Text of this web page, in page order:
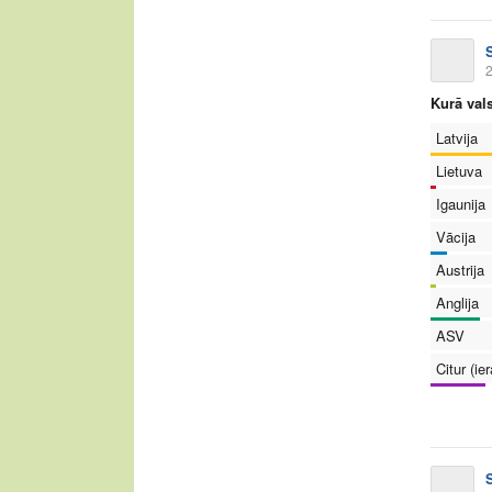
Kurā
Latvija
Lietuva
Igaunija
Vācija
Austrija
Anglija
ASV
Citur